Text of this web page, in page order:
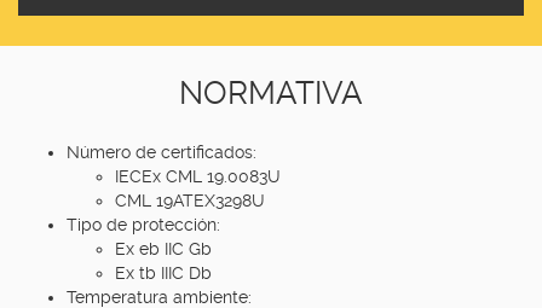
NORMATIVA
Número de certificados:
IECEx CML 19.0083U
CML 19ATEX3298U
Tipo de protección:
Ex eb IIC Gb
Ex tb IIIC Db
Temperatura ambiente: